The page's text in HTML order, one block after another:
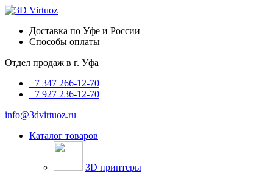
Доставка по Уфе и России
Способы оплаты
Отдел продаж в г. Уфа
+7 347 266-12-70
+7 927 236-12-70
info@3dvirtuoz.ru
Каталог товаров
3D принтеры